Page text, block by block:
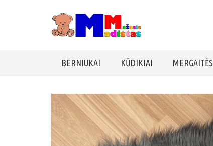
BERNIUKAI KŪDIKIAI MERGAITĖS